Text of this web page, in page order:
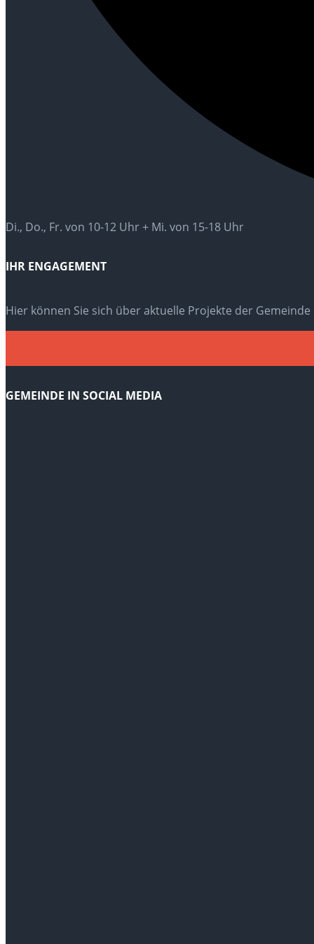
Di., Do., Fr. von 10-12 Uhr + Mi. von 15-18 Uhr
IHR ENGAGEMENT
Hier können Sie sich über aktuelle Projekte der
GEMEINDE IN SOCIAL MEDIA